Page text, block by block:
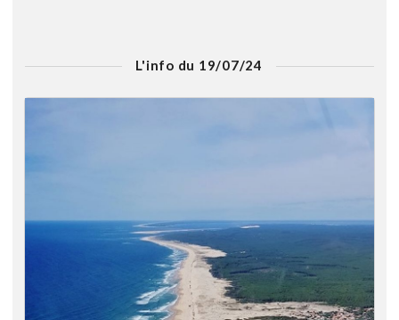
L'info du 19/07/24